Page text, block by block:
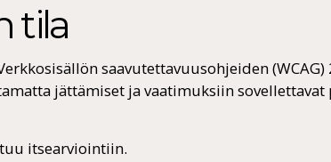
tila
saavutettavuusohjeiden (WCAG)
jättämiset ja vaatimuksiin sovellettavat
itsearviointiin.